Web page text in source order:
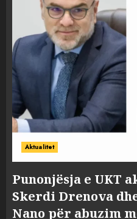
Aktualitet
Punonjësja e UKT
Skerdi Drenova
Nano për abuzim